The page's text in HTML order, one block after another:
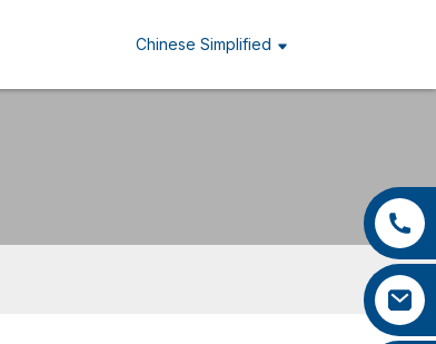
Chinese Simplified
+86 0592 5599526